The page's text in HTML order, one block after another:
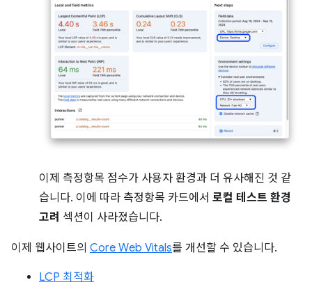
이제 측정항목 점수가 사용자 환경과 더 유사해진 것 같
습니다. 이에 따라 측정항목 카드에서 로컬 테스트 환경
고려 섹션이 사라졌습니다.
이제 웹사이트의 Core Web Vitals를 개선할 수 있습니다.
LCP 최적화